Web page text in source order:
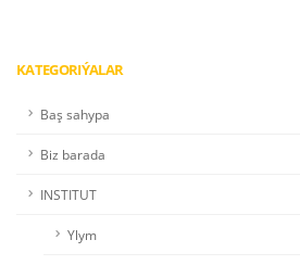
KATEGORIÝALAR
Baş sahypa
Biz barada
INSTITUT
Ylym